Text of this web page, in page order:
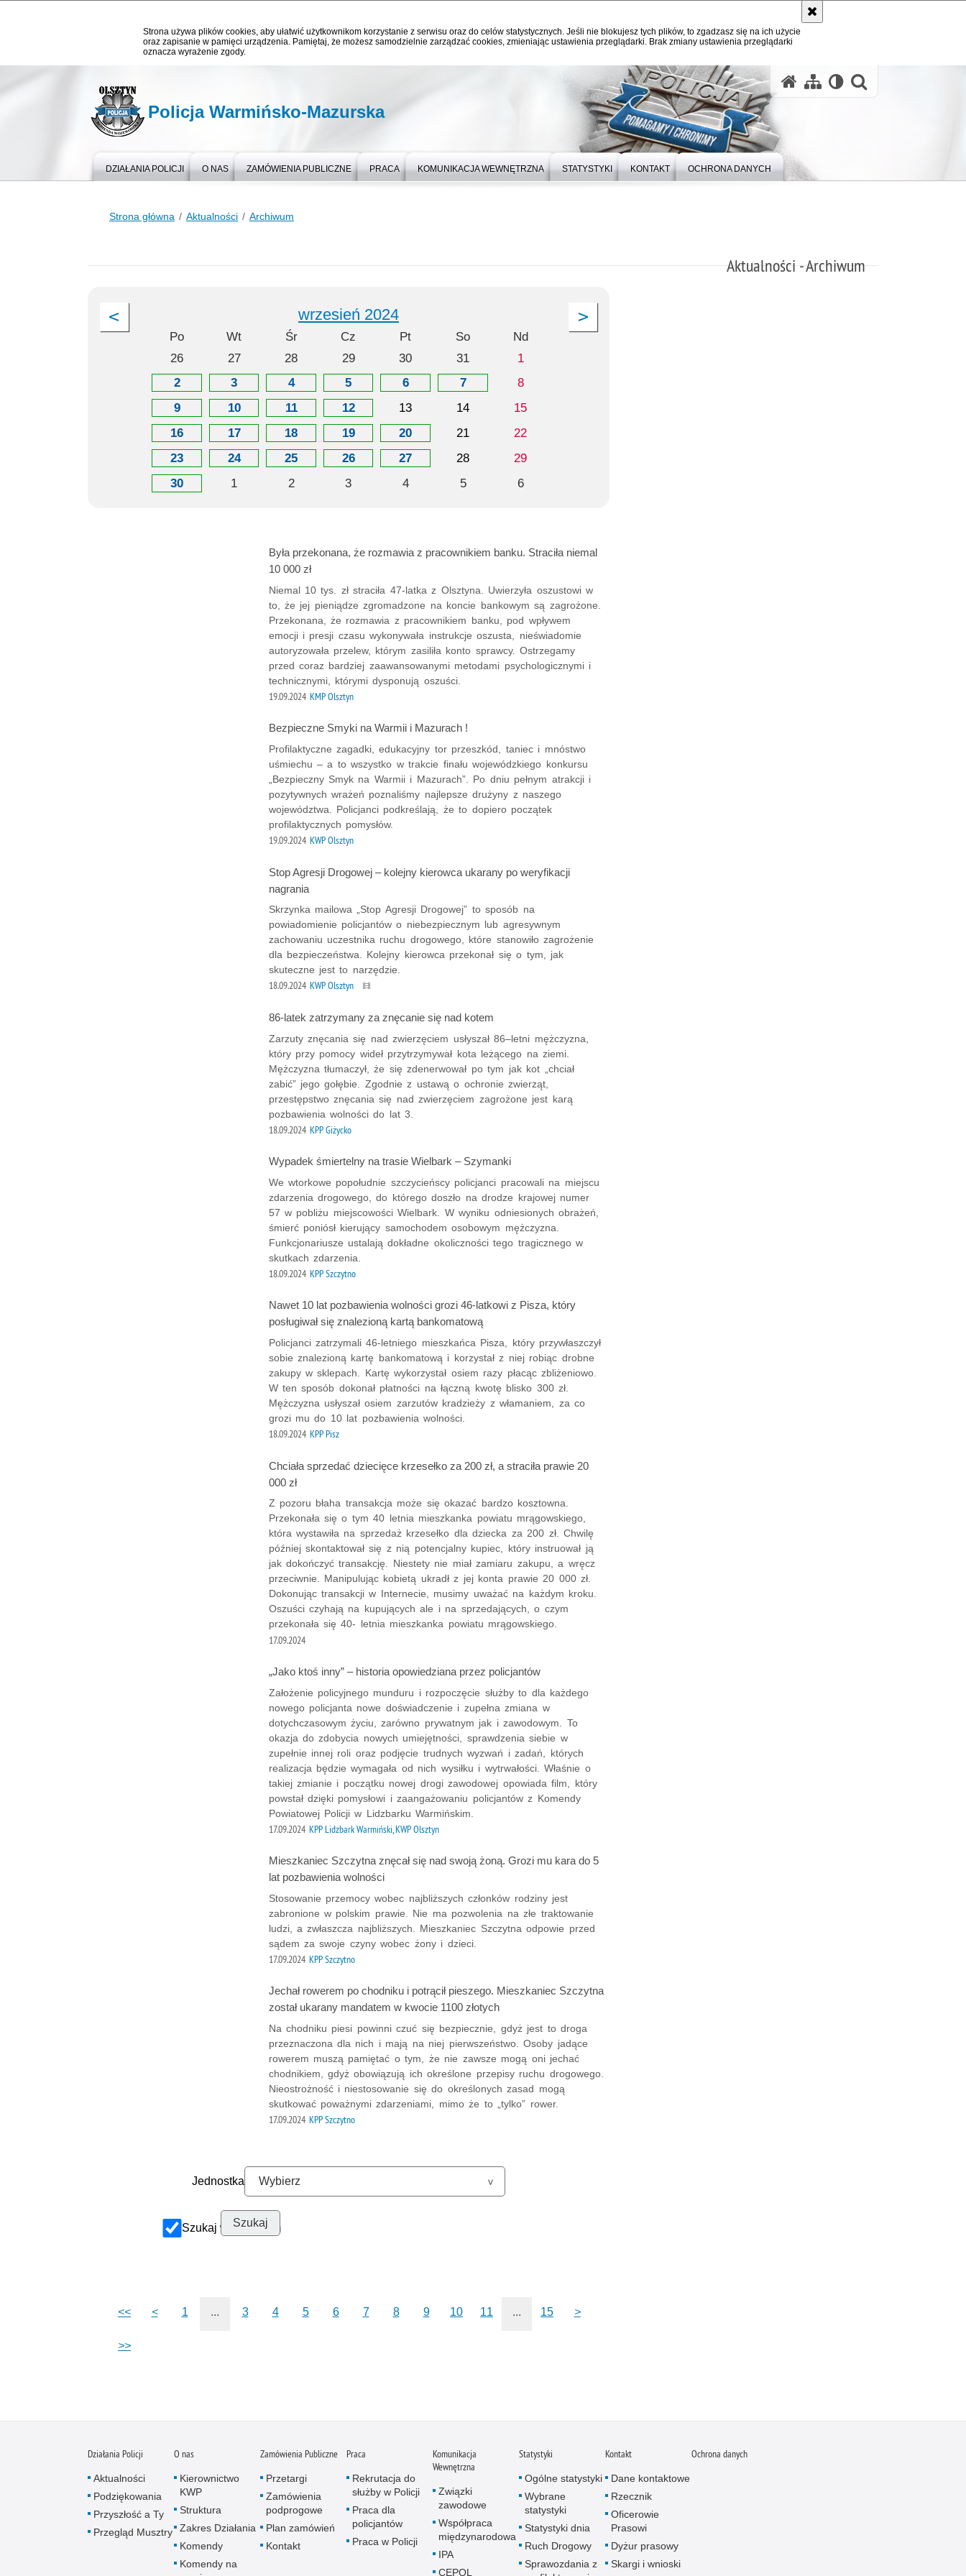
Strona używa plików cookies, aby ułatwić użytkownikom korzystanie z serwisu oraz do celów statystycznych. Jeśli nie blokujesz tych plików, to zgadzasz się na ich użycie
oraz zapisanie w pamięci urządzenia. Pamiętaj, że możesz samodzielnie zarządzać cookies, zmieniając ustawienia przeglądarki. Brak zmiany ustawienia przeglądarki
oznacza wyrażenie zgody.
Policja Warmińsko-Mazurska
DZIAŁANIA POLICJI O NAS ZAMÓWIENIA PUBLICZNE PRACA KOMUNIKACJA WEWNĘTRZNA STATYSTYKI KONTAKT OCHRONA DANYCH
Strona główna Aktualności Archiwum
Aktualności - Archiwum
wrzesień 2024
Po Wt Śr Cz Pt So
Nd
26
27 28 29 30 31
1
2
3 4 5 6 7
8
9
10 11 12 13 14
15
16
17 18 19 20 21
22
23
24 25 26 27 28
29
30
1 2 3 4 5 6
Była przekonana, że rozmawia z pracownikiem banku. Straciła niemal
10 000 zł
Niemal 10 tys. zł straciła 47-latka z Olsztyna. Uwierzyła oszustowi w
to, że jej pieniądze zgromadzone na koncie bankowym są zagrożone.
Przekonana, że rozmawia z pracownikiem banku, pod wpływem
emocji i presji czasu wykonywała instrukcje oszusta, nieświadomie
autoryzowała przelew, którym zasiliła konto sprawcy. Ostrzegamy
przed coraz bardziej zaawansowanymi metodami psychologicznymi i
technicznymi, którymi dysponują oszuści.
19.09.2024 KMP Olsztyn
Bezpieczne Smyki na Warmii i Mazurach !
Profilaktyczne zagadki, edukacyjny tor przeszkód, taniec i mnóstwo
uśmiechu – a to wszystko w trakcie finału wojewódzkiego konkursu
„Bezpieczny Smyk na Warmii i Mazurach”. Po dniu pełnym atrakcji i
pozytywnych wrażeń poznaliśmy najlepsze drużyny z naszego
województwa. Policjanci podkreślają, że to dopiero początek
profilaktycznych pomysłów.
19.09.2024 KWP Olsztyn
Stop Agresji Drogowej – kolejny kierowca ukarany po weryfikacji
nagrania
Skrzynka mailowa „Stop Agresji Drogowej” to sposób na
powiadomienie policjantów o niebezpiecznym lub agresywnym
zachowaniu uczestnika ruchu drogowego, które stanowiło zagrożenie
dla bezpieczeństwa. Kolejny kierowca przekonał się o tym, jak
skuteczne jest to narzędzie.
18.09.2024 KWP Olsztyn
86-latek zatrzymany za znęcanie się nad kotem
Zarzuty znęcania się nad zwierzęciem usłyszał 86–letni mężczyzna,
który przy pomocy wideł przytrzymywał kota leżącego na ziemi.
Mężczyzna tłumaczył, że się zdenerwował po tym jak kot „chciał
zabić” jego gołębie. Zgodnie z ustawą o ochronie zwierząt,
przestępstwo znęcania się nad zwierzęciem zagrożone jest karą
pozbawienia wolności do lat 3.
18.09.2024 KPP Giżycko
Wypadek śmiertelny na trasie Wielbark – Szymanki
We wtorkowe popołudnie szczycieńscy policjanci pracowali na miejscu
zdarzenia drogowego, do którego doszło na drodze krajowej numer
57 w pobliżu miejscowości Wielbark. W wyniku odniesionych obrażeń,
śmierć poniósł kierujący samochodem osobowym mężczyzna.
Funkcjonariusze ustalają dokładne okoliczności tego tragicznego w
skutkach zdarzenia.
18.09.2024 KPP Szczytno
Nawet 10 lat pozbawienia wolności grozi 46-latkowi z Pisza, który
posługiwał się znalezioną kartą bankomatową
Policjanci zatrzymali 46-letniego mieszkańca Pisza, który przywłaszczył
sobie znalezioną kartę bankomatową i korzystał z niej robiąc drobne
zakupy w sklepach. Kartę wykorzystał osiem razy płacąc zbliżeniowo.
W ten sposób dokonał płatności na łączną kwotę blisko 300 zł.
Mężczyzna usłyszał osiem zarzutów kradzieży z włamaniem, za co
grozi mu do 10 lat pozbawienia wolności.
18.09.2024 KPP Pisz
Chciała sprzedać dziecięce krzesełko za 200 zł, a straciła prawie 20
000 zł
Z pozoru błaha transakcja może się okazać bardzo kosztowna.
Przekonała się o tym 40 letnia mieszkanka powiatu mrągowskiego,
która wystawiła na sprzedaż krzesełko dla dziecka za 200 zł. Chwilę
później skontaktował się z nią potencjalny kupiec, który instruował ją
jak dokończyć transakcję. Niestety nie miał zamiaru zakupu, a wręcz
przeciwnie. Manipulując kobietą ukradł z jej konta prawie 20 000 zł.
Dokonując transakcji w Internecie, musimy uważać na każdym kroku.
Oszuści czyhają na kupujących ale i na sprzedających, o czym
przekonała się 40- letnia mieszkanka powiatu mrągowskiego.
17.09.2024
„Jako ktoś inny” – historia opowiedziana przez policjantów
Założenie policyjnego munduru i rozpoczęcie służby to dla każdego
nowego policjanta nowe doświadczenie i zupełna zmiana w
dotychczasowym życiu, zarówno prywatnym jak i zawodowym. To
okazja do zdobycia nowych umiejętności, sprawdzenia siebie w
zupełnie innej roli oraz podjęcie trudnych wyzwań i zadań, których
realizacja będzie wymagała od nich wysiłku i wytrwałości. Właśnie o
takiej zmianie i początku nowej drogi zawodowej opowiada film, który
powstał dzięki pomysłowi i zaangażowaniu policjantów z Komendy
Powiatowej Policji w Lidzbarku Warmińskim.
17.09.2024 KPP Lidzbark Warmiński, KWP Olsztyn
Mieszkaniec Szczytna znęcał się nad swoją żoną. Grozi mu kara do 5
lat pozbawienia wolności
Stosowanie przemocy wobec najbliższych członków rodziny jest
zabronione w polskim prawie. Nie ma pozwolenia na złe traktowanie
ludzi, a zwłaszcza najbliższych. Mieszkaniec Szczytna odpowie przed
sądem za swoje czyny wobec żony i dzieci.
17.09.2024 KPP Szczytno
Jechał rowerem po chodniku i potrącił pieszego. Mieszkaniec Szczytna
został ukarany mandatem w kwocie 1100 złotych
Na chodniku piesi powinni czuć się bezpiecznie, gdyż jest to droga
przeznaczona dla nich i mają na niej pierwszeństwo. Osoby jadące
rowerem muszą pamiętać o tym, że nie zawsze mogą oni jechać
chodnikiem, gdyż obowiązują ich określone przepisy ruchu drogowego.
Nieostrożność i niestosowanie się do określonych zasad mogą
skutkować poważnymi zdarzeniami, mimo że to „tylko” rower.
17.09.2024 KPP Szczytno
Jednostka
Szukaj w archiwum
<< < 1 ... 3 4 5 6 7 8 9 10 11 ... 15 >
>>
Działania Policji
Aktualności
Podziękowania
Przyszłość a Ty
Przegląd Musztry
O nas
Kierownictwo
KWP
Struktura
Zakres Działania
Komendy
Komendy na
Zamówienia Publiczne
Przetargi
Zamówienia
podprogowe
Plan zamówień
Kontakt
Praca
Rekrutacja do
służby w Policji
Praca dla
policjantów
Praca w Policji
Komunikacja
Wewnętrzna
Związki
zawodowe
Współpraca
międzynarodowa
IPA
CEPOL
Statystyki
Ogólne statystyki
Wybrane
statystyki
Statystyki dnia
Ruch Drogowy
Sprawozdania z
Kontakt
Dane kontaktowe
Rzecznik
Oficerowie
Prasowi
Dyżur prasowy
Skargi i wnioski
Ochrona danych